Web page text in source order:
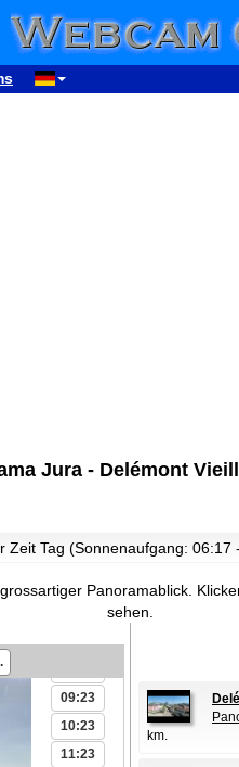
Jura - Delémont
Zeit Tag (Sonnenaufgang: 06:17
Panoramablick.
sehen.
07:23
09:23
10:23
11:23
km.